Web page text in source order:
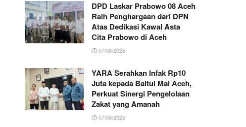
DPD Laskar Prabowo 08 Aceh
Raih Penghargaan dari DPN
Atas Dedikasi Kawal Asta
Cita Prabowo di Aceh
07/08/2026
YARA Serahkan Infak Rp10
Juta kepada Baitul Mal Aceh,
Perkuat Sinergi Pengelolaan
Zakat yang Amanah ‎
07/08/2026